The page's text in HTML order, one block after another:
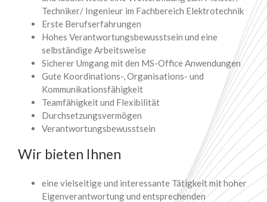
Techniker/ Ingenieur im Fachbereich Elektrotechnik
Erste Berufserfahrungen
Hohes Verantwortungsbewusstsein und eine
selbständige Arbeitsweise
Sicherer Umgang mit den MS-Office Anwendungen
Gute Koordinations-, Organisations- und
Kommunikationsfähigkeit
Teamfähigkeit und Flexibilität
Durchsetzungsvermögen
Verantwortungsbewusstsein
Wir bieten Ihnen
eine vielseitige und interessante Tätigkeit mit hoher
Eigenverantwortung und entsprechenden